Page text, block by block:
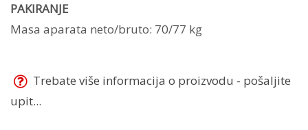
PAKIRANJE
Masa aparata neto/bruto: 70/77 kg
Trebate više informacija o proizvodu - pošaljite
upit...